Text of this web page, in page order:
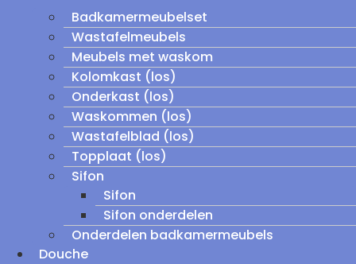
Badkamermeubelset
Wastafelmeubels
Meubels met waskom
Kolomkast (los)
Onderkast (los)
Waskommen (los)
Wastafelblad (los)
Topplaat (los)
Sifon
Sifon
Sifon onderdelen
Onderdelen badkamermeubels
Douche